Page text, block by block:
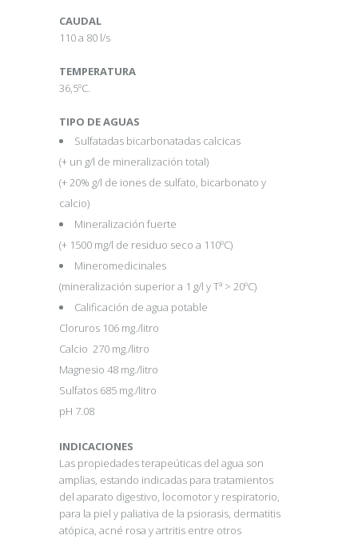
CAUDAL
110 a 80 l/s
TEMPERATURA
36,5ºC.
TIPO DE AGUAS
Sulfatadas bicarbonatadas calcicas
(+ un g/l de mineralización total)
(+ 20% g/l de iones de sulfato, bicarbonato y
calcio)
Mineralización fuerte
(+ 1500 mg/l de residuo seco a 110ºC)
Mineromedicinales
(mineralización superior a 1 g/l y Tª > 20ºC)
Calificación de agua potable
Cloruros 106 mg./litro
Calcio 270 mg./litro
Magnesio 48 mg./litro
Sulfatos 685 mg./litro
pH 7.08
INDICACIONES
Las propiedades terapeúticas del agua son
amplias, estando indicadas para tratamientos
del aparato digestivo, locomotor y respiratorio,
para la piel y paliativa de la psiorasis, dermatitis
atópica, acné rosa y artritis entre otros